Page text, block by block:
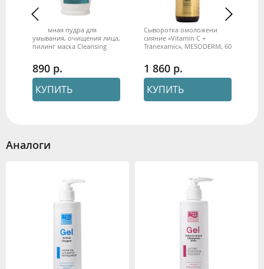
Энзимная пудра для
умывания, очищения лица,
пилинг маска Cleansing
890
КУПИТЬ
Сыворотка омоложение и
сияние «Vitamin C +
Tranexamic», MESODERM, 60
1 860
КУПИТЬ
Аналоги